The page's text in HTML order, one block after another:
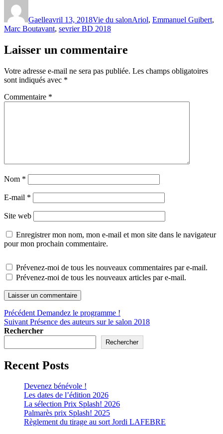
Gaelleavril 13, 2018Vie du salonAriol, Emmanuel Guibert,
Marc Boutavant, sevrier BD 2018
Laisser un commentaire
Votre adresse e-mail ne sera pas publiée. Les champs obligatoires
sont indiqués avec *
Commentaire *
Nom *
E-mail *
Site web
Enregistrer mon nom, mon e-mail et mon site dans le navigateur
pour mon prochain commentaire.
Prévenez-moi de tous les nouveaux commentaires par e-mail.
Prévenez-moi de tous les nouveaux articles par e-mail.
Navigation
de
Précédent Publication
précédente :
Demandez le programme !
Suivant Publication
suivante :
Présence des auteurs sur le salon 2018
Rechercher
Rechercher
Recent Posts
Devenez bénévole !
Les dates de l’édition 2026
La sélection Prix Splash! 2026
Palmarès prix Splash! 2025
Règlement du tirage au sort Jordi LAFEBRE